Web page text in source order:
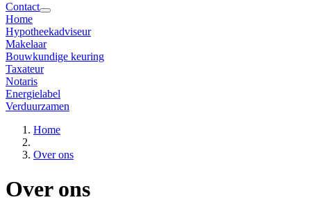
Contact
Home
Hypotheekadviseur
Makelaar
Bouwkundige keuring
Taxateur
Notaris
Energielabel
Verduurzamen
Home
Over ons
Over ons